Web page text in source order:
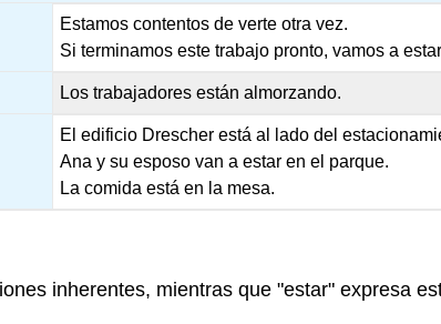
Estamos contentos de verte otra vez.
Si terminamos este trabajo pronto, vamos a
Los trabajadores están almorzando.
El edificio Drescher está al lado del
Ana y su esposo van a estar en el parque.
La comida está en la mesa.
inherentes, mientras que "estar" expresa